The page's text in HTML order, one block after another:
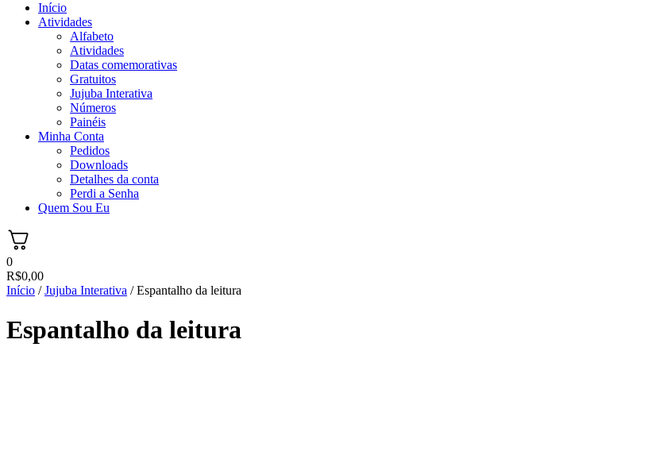
Início
Atividades
Alfabeto
Atividades
Datas comemorativas
Gratuitos
Jujuba Interativa
Números
Painéis
Minha Conta
Pedidos
Downloads
Detalhes da conta
Perdi a Senha
Quem Sou Eu
0
R$0,00
Início /Jujuba Interativa / Espantalho da leitura
Espantalho da leitura